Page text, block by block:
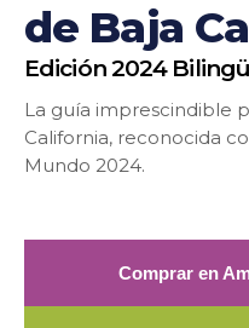
de Baja
Edición 2024
La guía imprescindible
California, reconocida
Mundo 2024.
Comprar en